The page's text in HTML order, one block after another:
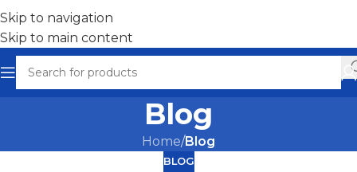
Skip to navigation
Skip to main content
Blog
Home/Blog
BLOG